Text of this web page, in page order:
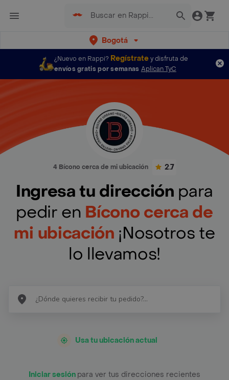
Bogotá
¿Nuevo en Rappi? Regístratey disfruta de
envíos gratis por semanas Aplican TyC
4 Bícono cerca de mi ubicación 2.7
Ingresa tu dirección para
pedir en Bícono cerca de
mi ubicación ¡Nosotros te
lo llevamos!
Usa tu ubicación actual
Iniciar sesión para ver tus direcciones recientes